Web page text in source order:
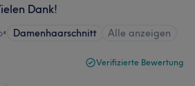
Dank!
• Damenhaarschnitt Alle anzeigen
Verifizierte Bewertung